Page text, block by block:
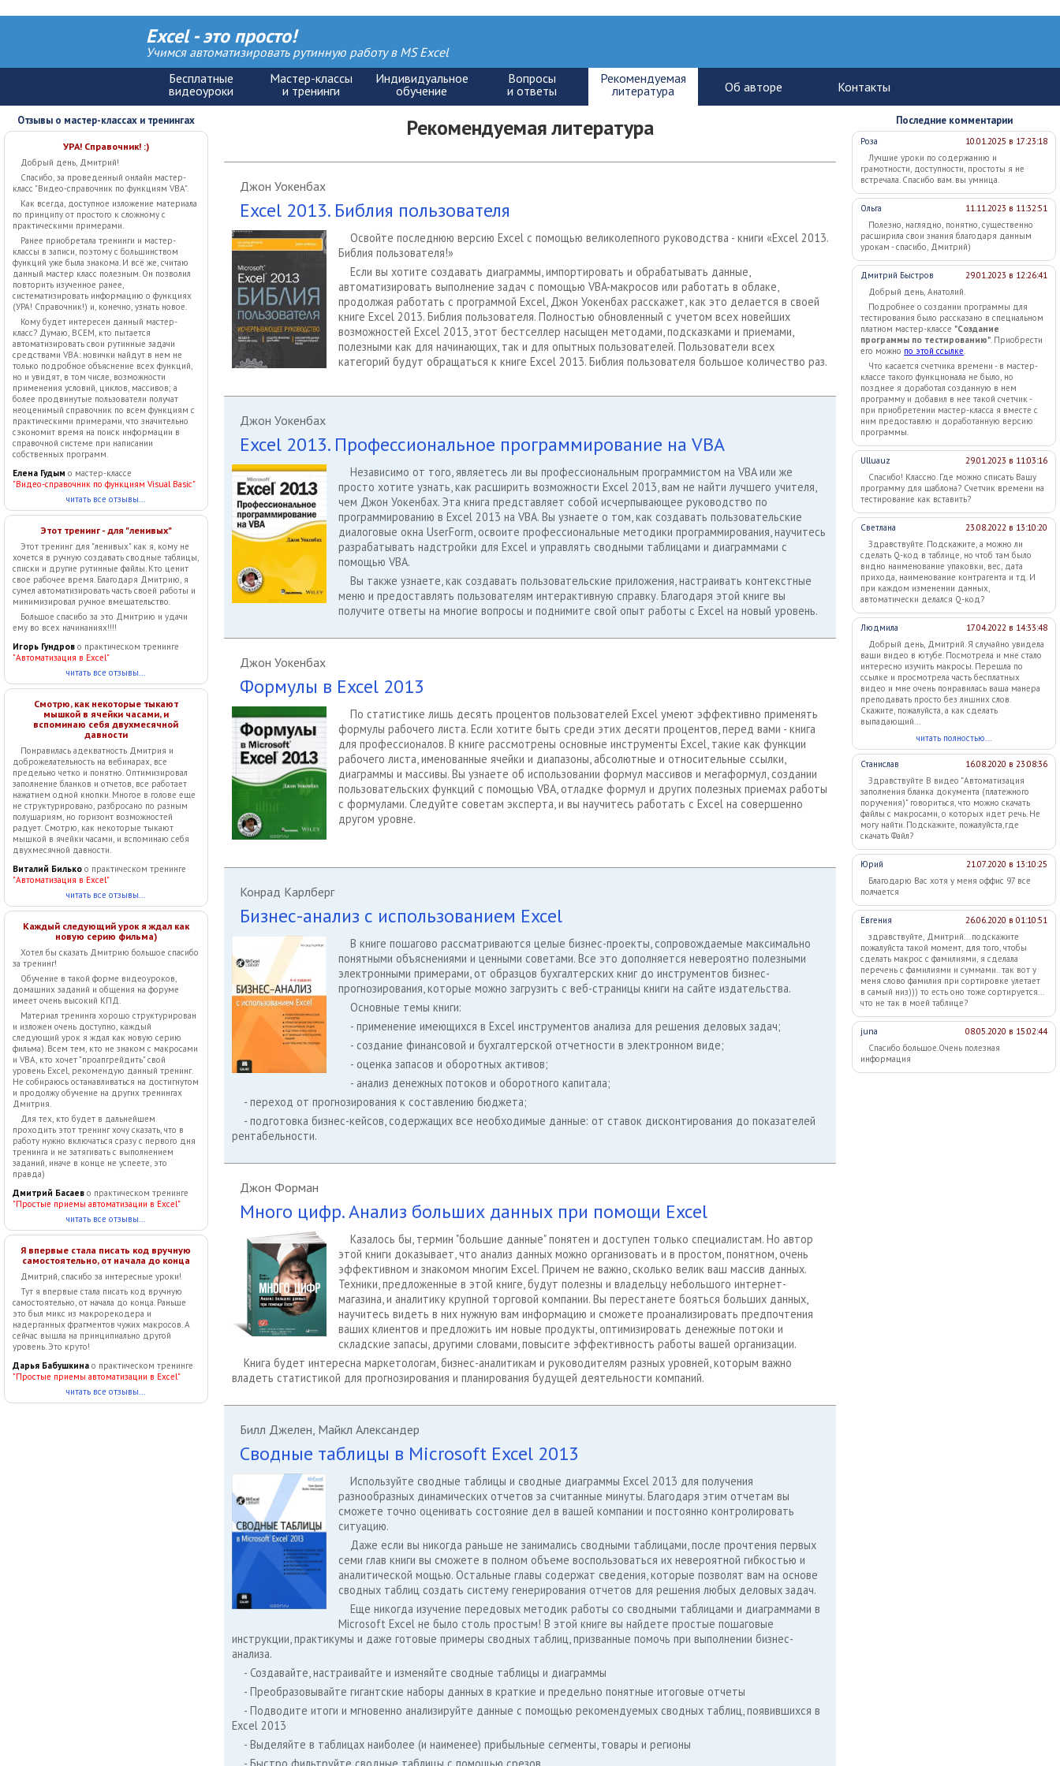
Excel - это просто!
Учимся автоматизировать рутинную работу в MS Excel
Отзывы о мастер-классах и тренингах
УРА! Справочник! :)
Добрый день, Дмитрий!
Спасибо, за проведенный онлайн мастер-
класс "Видео-справочник по функциям VBA".
Как всегда, доступное изложение материала
по принципу от простого к сложному с
практическими примерами.
Ранее приобретала тренинги и мастер-
классы в записи, поэтому с большинством
функций уже была знакома. И всё же, считаю
данный мастер класс полезным. Он позволил
повторить изученное ранее,
систематизировать информацию о функциях
(УРА! Справочник!) и, конечно, узнать новое.
Кому будет интересен данный мастер-
класс? Думаю, ВСЕМ, кто пытается
автоматизировать свои рутинные задачи
средствами VBA: новички найдут в нем не
только подробное объяснение всех функций,
но и увидят, в том числе, возможности
применения условий, циклов, массивов; а
более продвинутые пользователи получат
неоценимый справочник по всем функциям с
практическими примерами, что значительно
сэкономит время на поиск информации в
справочной системе при написании
собственных программ.
Елена Гудым о мастер-классе
"Видео-справочник по функциям Visual Basic"
читать все отзывы...
Этот тренинг - для "ленивых"
Этот тренинг для "ленивых" как я, кому не
хочется в ручную создавать сводные таблицы,
списки и другие рутинные файлы. Кто ценит
свое рабочее время. Благодаря Дмитрию, я
сумел автоматизировать часть своей работы и
минимизировал ручное вмешательство.
Большое спасибо за это Дмитрию и удачи
ему во всех начинаниях!!!!
Игорь Гундров о практическом тренинге
"Автоматизация в Excel"
читать все отзывы...
Смотрю, как некоторые тыкают
мышкой в ячейки часами, и
вспоминаю себя двухмесячной
давности
Понравилась адекватность Дмитрия и
доброжелательность на вебинарах, все
предельно четко и понятно. Оптимизировал
заполнение бланков и отчетов, все работает
нажатием одной кнопки. Многое в голове еще
не структурировано, разбросано по разным
полушариям, но горизонт возможностей
радует. Смотрю, как некоторые тыкают
мышкой в ячейки часами, и вспоминаю себя
двухмесячной давности.
Виталий Билько о практическом тренинге
"Автоматизация в Excel"
читать все отзывы...
Каждый следующий урок я ждал как
новую серию фильма)
Хотел бы сказать Дмитрию большое спасибо
за тренинг!
Обучение в такой форме видеоуроков,
домашних заданий и общения на форуме
имеет очень высокий КПД.
Материал тренинга хорошо структурирован
и изложен очень доступно, каждый
следующий урок я ждал как новую серию
фильма). Всем тем, кто не знаком с макросами
и VBA, кто хочет "проапгрейдить" свой
уровень Excel, рекомендую данный тренинг.
Не собираюсь останавливаться на достигнутом
и продолжу обучение на других тренингах
Дмитрия.
Для тех, кто будет в дальнейшем
проходить этот тренинг хочу сказать, что в
работу нужно включаться сразу с первого дня
тренинга и не затягивать с выполнением
заданий, иначе в конце не успеете, это
правда)
Дмитрий Басаев о практическом тренинге
"Простые приемы автоматизации в Excel"
читать все отзывы...
Я впервые стала писать код вручную
самостоятельно, от начала до конца
Дмитрий, спасибо за интересные уроки!
Тут я впервые стала писать код вручную
самостоятельно, от начала до конца. Раньше
это был микс из макрорекодера и
надерганных фрагментов чужих макросов. А
сейчас вышла на принципиально другой
уровень. Это круто!
Дарья Бабушкина о практическом тренинге
"Простые приемы автоматизации в Excel"
читать все отзывы...
Рекомендуемая литература
Джон Уокенбах
Excel 2013. Библия пользователя
Освойте последнюю версию Excel с помощью великолепного руководства - книги «Excel 2013.
Библия пользователя!»
Если вы хотите создавать диаграммы, импортировать и обрабатывать данные,
автоматизировать выполнение задач с помощью VBA-макросов или работать в облаке,
продолжая работать с программой Excel, Джон Уокенбах расскажет, как это делается в своей
книге Excel 2013. Библия пользователя. Полностью обновленный с учетом всех новейших
возможностей Excel 2013, этот бестселлер насыщен методами, подсказками и приемами,
полезными как для начинающих, так и для опытных пользователей. Пользователи всех
категорий будут обращаться к книге Excel 2013. Библия пользователя большое количество раз.
Джон Уокенбах
Excel 2013. Профессиональное программирование на VBA
Независимо от того, являетесь ли вы профессиональным программистом на VBA или же
просто хотите узнать, как расширить возможности Excel 2013, вам не найти лучшего учителя,
чем Джон Уокенбах. Эта книга представляет собой исчерпывающее руководство по
программированию в Excel 2013 на VBA. Вы узнаете о том, как создавать пользовательские
диалоговые окна UserForm, освоите профессиональные методики программирования, научитесь
разрабатывать надстройки для Excel и управлять сводными таблицами и диаграммами с
помощью VBA.
Вы также узнаете, как создавать пользовательские приложения, настраивать контекстные
меню и предоставлять пользователям интерактивную справку. Благодаря этой книге вы
получите ответы на многие вопросы и поднимите свой опыт работы с Excel на новый уровень.
Джон Уокенбах
Формулы в Excel 2013
По статистике лишь десять процентов пользователей Excel умеют эффективно применять
формулы рабочего листа. Если хотите быть среди этих десяти процентов, перед вами - книга
для профессионалов. В книге рассмотрены основные инструменты Excel, такие как функции
рабочего листа, именованные ячейки и диапазоны, абсолютные и относительные ссылки,
диаграммы и массивы. Вы узнаете об использовании формул массивов и мегаформул, создании
пользовательских функций с помощью VBA, отладке формул и других полезных приемах работы
с формулами. Следуйте советам эксперта, и вы научитесь работать с Excel на совершенно
другом уровне.
Конрад Карлберг
Бизнес-анализ с использованием Excel
В книге пошагово рассматриваются целые бизнес-проекты, сопровождаемые максимально
понятными объяснениями и ценными советами. Все это дополняется невероятно полезными
электронными примерами, от образцов бухгалтерских книг до инструментов бизнес-
прогнозирования, которые можно загрузить с веб-страницы книги на сайте издательства.
Основные темы книги:
- применение имеющихся в Excel инструментов анализа для решения деловых задач;
- создание финансовой и бухгалтерской отчетности в электронном виде;
- оценка запасов и оборотных активов;
- анализ денежных потоков и оборотного капитала;
- переход от прогнозирования к составлению бюджета;
- подготовка бизнес-кейсов, содержащих все необходимые данные: от ставок дисконтирования до показателей
рентабельности.
Джон Форман
Много цифр. Анализ больших данных при помощи Excel
Казалось бы, термин "большие данные" понятен и доступен только специалистам. Но автор
этой книги доказывает, что анализ данных можно организовать и в простом, понятном, очень
эффективном и знакомом многим Excel. Причем не важно, сколько велик ваш массив данных.
Техники, предложенные в этой книге, будут полезны и владельцу небольшого интернет-
магазина, и аналитику крупной торговой компании. Вы перестанете бояться больших данных,
научитесь видеть в них нужную вам информацию и сможете проанализировать предпочтения
ваших клиентов и предложить им новые продукты, оптимизировать денежные потоки и
складские запасы, другими словами, повысите эффективность работы вашей организации.
Книга будет интересна маркетологам, бизнес-аналитикам и руководителям разных уровней, которым важно
владеть статистикой для прогнозирования и планирования будущей деятельности компаний.
Билл Джелен, Майкл Александер
Сводные таблицы в Microsoft Excel 2013
Используйте сводные таблицы и сводные диаграммы Excel 2013 для получения
разнообразных динамических отчетов за считанные минуты. Благодаря этим отчетам вы
сможете точно оценивать состояние дел в вашей компании и постоянно контролировать
ситуацию.
Даже если вы никогда раньше не занимались сводными таблицами, после прочтения первых
семи глав книги вы сможете в полном объеме воспользоваться их невероятной гибкостью и
аналитической мощью. Остальные главы содержат сведения, которые позволят вам на основе
сводных таблиц создать систему генерирования отчетов для решения любых деловых задач.
Еще никогда изучение передовых методик работы со сводными таблицами и диаграммами в
Microsoft Excel не было столь простым! В этой книге вы найдете простые пошаговые
инструкции, практикумы и даже готовые примеры сводных таблиц, призванные помочь при выполнении бизнес-
анализа.
- Создавайте, настраивайте и изменяйте сводные таблицы и диаграммы
- Преобразовывайте гигантские наборы данных в краткие и предельно понятные итоговые отчеты
- Подводите итоги и мгновенно анализируйте данные с помощью рекомендуемых сводных таблиц, появившихся в
Excel 2013
- Выделяйте в таблицах наиболее (и наименее) прибыльные сегменты, товары и регионы
Последние комментарии
Роза
10.01.2025 в 17:23:18
Лучшие уроки по содержанию и
грамотности, доступности, простоты я не
встречала. Спасибо вам. вы умница.
Ольга
11.11.2023 в 11:32:51
Полезно, наглядно, понятно, существенно
расширила свои знания благодаря данным
урокам - спасибо, Дмитрий)
Дмитрий Быстров
29.01.2023 в 12:26:41
Добрый день, Анатолий.
Подробнее о создании программы для
тестирования было рассказано в специальном
платном мастер-классе "Создание
программы по тестированию". Приобрести
его можно по этой ссылке.
Что касается счетчика времени - в мастер-
классе такого функционала не было, но
позднее я доработал созданную в нем
программу и добавил в нее такой счетчик -
при приобретении мастер-класса я вместе с
ним предоставлю и доработанную версию
программы.
Ulluauz
29.01.2023 в 11:03:16
Спасибо! Классно. Где можно списать Вашу
программу для шаблона? Счетчик времени на
тестирование как вставить?
Светлана
23.08.2022 в 13:10:20
Здравствуйте. Подскажите, а можно ли
сделать Q-код в таблице, но чтоб там было
видно наименование упаковки, вес, дата
прихода, наименование контрагента и тд. И
при каждом изменении данных,
автоматически делался Q-код?
Людмила
17.04.2022 в 14:33:48
Добрый день, Дмитрий. Я случайно увидела
ваши видео в ютубе. Посмотрела и мне стало
интересно изучить макросы. Перешла по
ссылке и просмотрела часть бесплатных
видео и мне очень понравилась ваша манера
преподавать просто без лишних слов.
Скажите, пожалуйста, а как сделать
выпадающий...
читать полностью...
Станислав
16.08.2020 в 23:08:36
Здравствуйте В видео "Автоматизация
заполнения бланка документа (платежного
поручения)" говориться, что можно скачать
файлы с макросами, о которых идет речь. Не
могу найти. Подскажите, пожалуйста,где
скачать Файл?
Юрий
21.07.2020 в 13:10:25
Благодарю Вас хотя у меня оффис 97 все
полчается
Евгения
26.06.2020 в 01:10:51
здравствуйте, Дмитрий... подскажите
пожалуйста такой момент, для того, чтобы
сделать макрос с фамилиями, я сделала
перечень с фамилиями и суммами.. так вот у
меня слово фамилия при сортировке улетает
в самый низ))) то есть оно тоже сортируется...
что не так в моей таблице?
juna
08.05.2020 в 15:02:44
Спасибо большое.Очень полезная
информация